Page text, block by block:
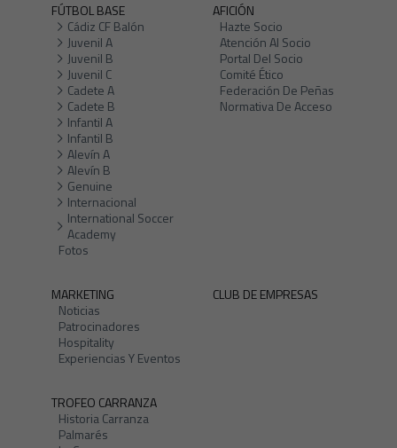
FÚTBOL BASE
Cádiz CF Balón
Juvenil A
Juvenil B
Juvenil C
Cadete A
Cadete B
Infantil A
Infantil B
Alevín A
Alevín B
Genuine
Internacional
International Soccer
Academy
Fotos
AFICIÓN
Hazte Socio
Atención Al Socio
Portal Del Socio
Comité Ético
Federación De Peñas
Normativa De Acceso
MARKETING
Noticias
Patrocinadores
Hospitality
Experiencias Y Eventos
CLUB DE EMPRESAS
TROFEO CARRANZA
Historia Carranza
Palmarés